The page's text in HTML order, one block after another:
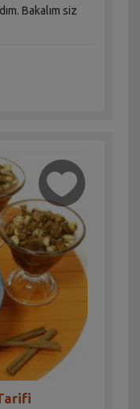
Bakalım siz